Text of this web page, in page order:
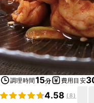
調理時間15分 費用目安
4.58 (8)